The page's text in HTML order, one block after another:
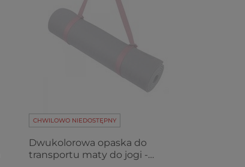
CHWILOWO NIEDOSTĘPNY
Dwukolorowa opaska do
transportu maty do jogi -